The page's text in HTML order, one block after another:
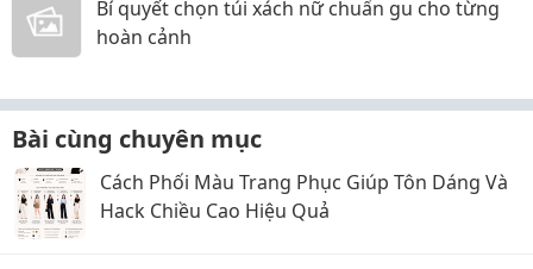
Bí quyết chọn túi xách nữ chuẩn gu cho từng
hoàn cảnh
Bài cùng chuyên mục
Cách Phối Màu Trang Phục Giúp Tôn Dáng Và
Hack Chiều Cao Hiệu Quả